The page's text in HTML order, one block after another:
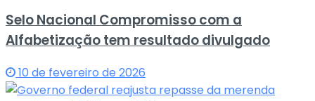
Selo Nacional Compromisso com a
Alfabetização tem resultado divulgado
10 de fevereiro de 2026